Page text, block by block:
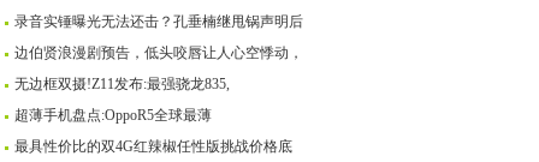
录音实锤曝光无法还击？孔垂楠继甩锅声明后
边伯贤浪漫剧预告，低头咬唇让人心空悸动，
无边框双摄!Z11发布:最强骁龙835,
超薄手机盘点:OppoR5全球最薄
最具性价比的双4G红辣椒任性版挑战价格底